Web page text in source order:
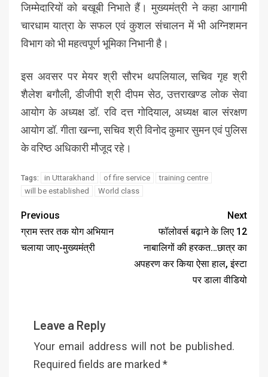
जिम्मेदारियों को बखूबी निभाते हैं। मुख्यमंत्री ने कहा आगामी
चारधाम यात्रा के सफल एवं कुशल संचालन में भी अग्निशमन
विभाग को भी महत्वपूर्ण भूमिका निभानी है।
इस अवसर पर मेयर श्री सौरभ थपलियाल, सचिव गृह श्री
शैलेश बगौली, डीजीपी श्री दीपम सेठ, उत्तराखण्ड लोक सेवा
आयोग के अध्यक्ष डॉ. रवि दत्त गोदियाल, अध्यक्ष बाल संरक्षण
आयोग डॉ. गीता खन्ना, सचिव श्री विनोद कुमार सुमन एवं पुलिस
के वरिष्ठ अधिकारी मौजूद रहे।
Tags: in Uttarakhand of fire service
training centre
will be established
World class
Previous
ग्राम स्तर तक योग अभियान
चलाया जाए-मुख्यमंत्री
Next
फॉलोवर्स बढ़ाने के लिए 12
नाबालिगों की हरकत…छात्र का
अपहरण कर किया ऐसा हाल, इंस्टा
पर डाला वीडियो
Leave a Reply
Your email address will not be published.
Required fields are marked *